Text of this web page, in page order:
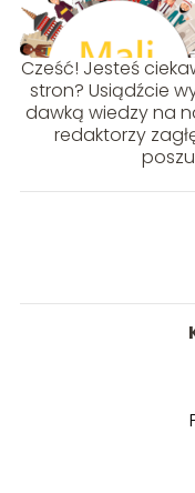
Cześć! Jesteś
stron? Usiądźcie
dawką wiedzy na
redaktorzy